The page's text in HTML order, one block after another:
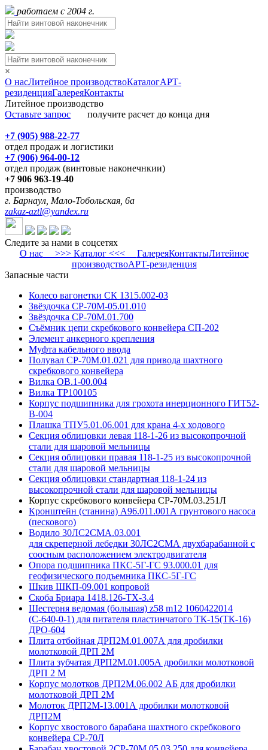
работаем с 2004 г.
×
О насЛитейное производствоКаталогАРТ-
резиденцияГалереяКонтакты
Литейное производство
Оставьте запрос получите расчет до конца дня
+7 (905) 988-22-77
отдел продаж и логистики
+7 (906) 964-00-12
отдел продаж (винтовые наконечнкии)
+7 906 963-19-40
производство
г. Барнаул, Мало-Тобольская, 6а
zakaz-aztl@yandex.ru
Следите за нами в соцсетях
О нас>>> Каталог <<< ГалереяКонтактыЛитейное
производствоАРТ-резиденция
Запасные части
Колесо вагонетки СК 1315.002-03
Звёздочка СР-70М-05.01.010
Звёздочка СР-70М.01.700
Съёмник цепи скребкового конвейера СП-202
Элемент анкерного крепления
Муфта кабельного ввода
Полувал СР-70М.01.021 для привода шахтного
скребкового конвейера
Вилка ОВ.1-00.004
Вилка ТР100105
Корпус подшипника для грохота инерционного ГИТ52-
В-004
Плашка ТПУ5.01.06.001 для крана 4-х ходового
Секция облицовки левая 118-1-26 из высокопрочной
стали для шаровой мельницы
Секция облицовки правая 118-1-25 из высокопрочной
стали для шаровой мельницы
Секция облицовки стандартная 118-1-24 из
высокопрочной стали для шаровой мельницы
Корпус скребкового конвейера СР-70М.03.251Л
Кронштейн (станина) А96.011.001А грунтового насоса
(пескового)
Водило 30ЛС2СМА.03.001
для скреперной лебедки 30ЛС2СМА двухбарабанной с
соосным расположением электродвигателя
Опора подшипника ПКС-5Г-ГС 93.000.01 для
геофизического подъемника ПКС-5Г-ГС
Шкив ШКП-09.001 копровой
Скоба Бриара 1418.126-ТХ-3.4
Шестерня ведомая (большая) z58 m12 1060422014
(С-640-0-1) для питателя пластинчатого ТК-15(ТК-16)
ДРО-604
Плита отбойная ДРП2М.01.007А для дробилки
молотковой ДРП 2М
Плита зубчатая ДРП2М.01.005А дробилки молотковой
ДРП 2 М
Корпус молотков ДРП2М.06.002 АБ для дробилки
молотковой ДРП 2М
Молоток ДРП2М-13.001А дробилки молотковой
ДРП2М
Корпус хвостового барабана шахтного скребкового
конвейера СР-70Л